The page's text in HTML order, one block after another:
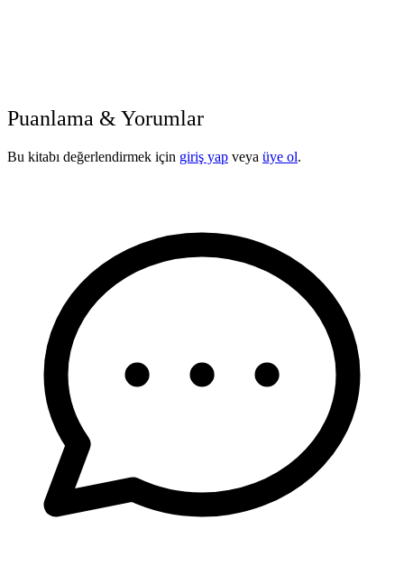
Puanlama & Yorumlar
Bu kitabı değerlendirmek için giriş yap veya üye ol.